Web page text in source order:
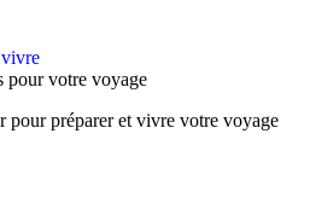
vivre
pour votre voyage
pour préparer et vivre votre voyage